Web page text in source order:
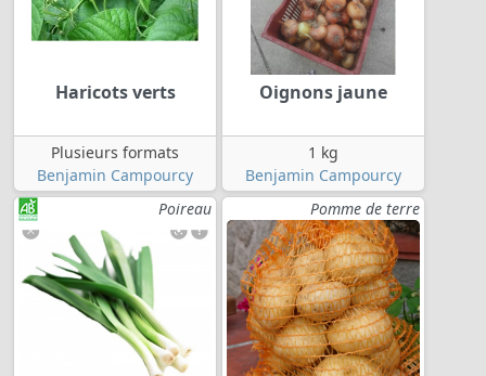
Haricots verts
Plusieurs formats
Benjamin Campourcy
Oignons jaune
1 kg
Benjamin Campourcy
Poireau
Pomme de terre